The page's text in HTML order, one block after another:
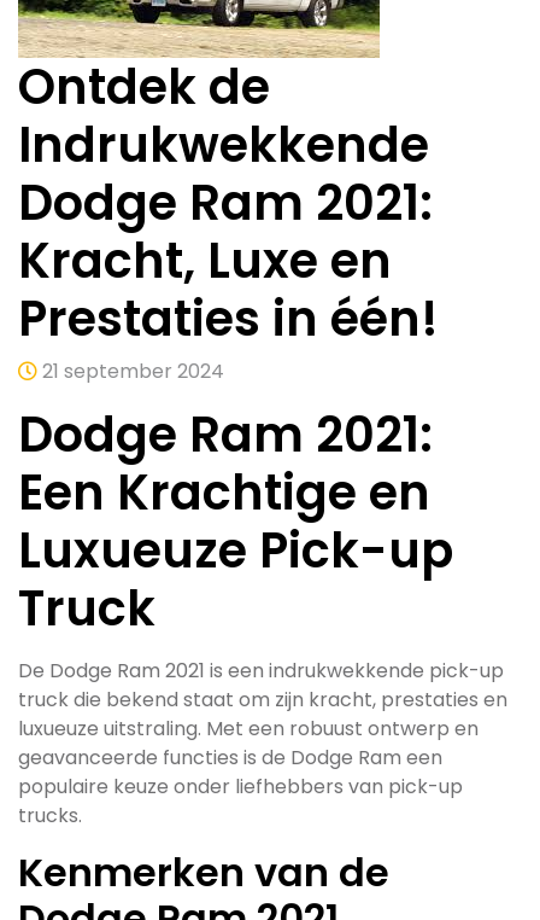
Ontdek de
Indrukwekkende
Dodge Ram 2021:
Kracht, Luxe en
Prestaties in één!
21 september 2024
Dodge Ram 2021:
Een Krachtige en
Luxueuze Pick-up
Truck
De Dodge Ram 2021 is een indrukwekkende pick-up
truck die bekend staat om zijn kracht, prestaties en
luxueuze uitstraling. Met een robuust ontwerp en
geavanceerde functies is de Dodge Ram een
populaire keuze onder liefhebbers van pick-up
trucks.
Kenmerken van de